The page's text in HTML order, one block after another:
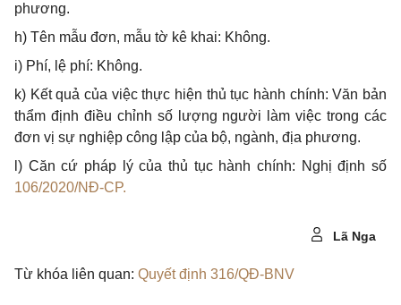
phương.
h) Tên mẫu đơn, mẫu tờ kê khai: Không.
i) Phí, lệ phí: Không.
k) Kết quả của việc thực hiện thủ tục hành chính: Văn bản
thẩm định điều chỉnh số lượng người làm việc trong các
đơn vị sự nghiệp công lập của bộ, ngành, địa phương.
l) Căn cứ pháp lý của thủ tục hành chính: Nghị định số
106/2020/NĐ-CP.
Lã Nga
Từ khóa liên quan: Quyết định 316/QĐ-BNV